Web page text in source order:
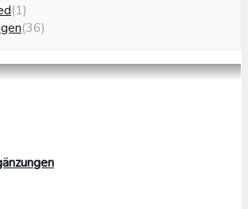
(1)
(36)